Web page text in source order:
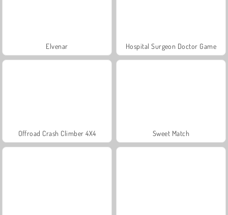
Elvenar Hospital Surgeon Doctor Game
Offroad Crash Climber 4X4 Sweet Match